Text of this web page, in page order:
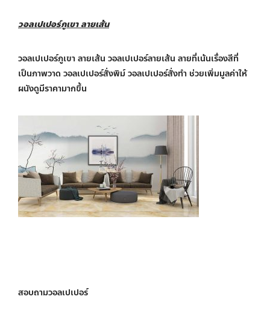
วอลเปเปอร์ภูเขา ลายเส้น
วอลเปเปอร์ภูเขา ลายเส้น วอลเปเปอร์ลายเส้น ลายที่เน้นเรื่องสีที่
เป็นภาพวาด วอลเปเปอร์สั่งพิม์ วอลเปเปอร์สั่งทำ ช่วยเพิ่มมูลค่าให้
ผนังดูมีราคามากขึ้น
สอบถามวอลเปเปอร์